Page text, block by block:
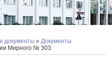
документы » Документы
Мирного № 303